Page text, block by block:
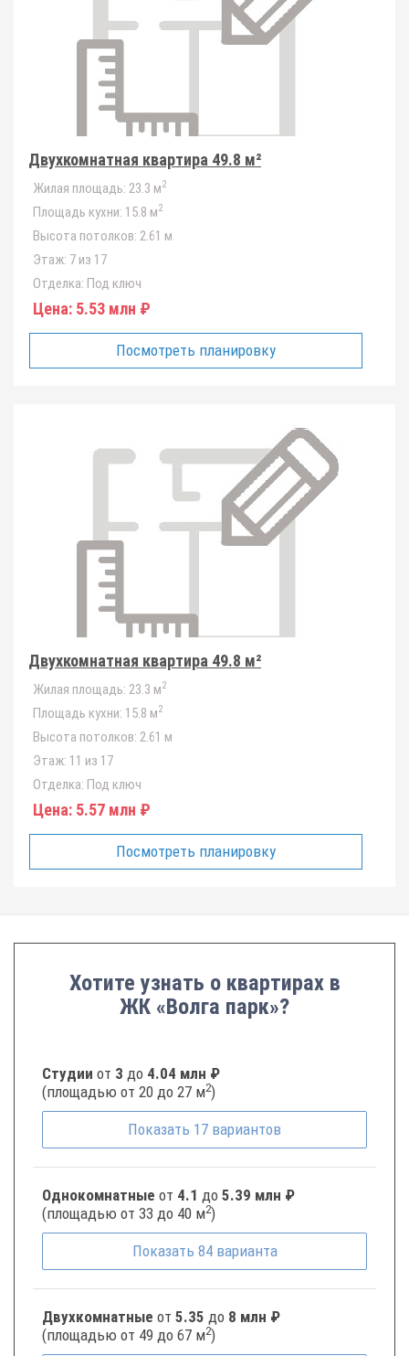
Двухкомнатная квартира 49.8 м²
Жилая площадь: 23.3 м2
Площадь кухни: 15.8 м2
Высота потолков: 2.61 м
Этаж: 7 из 17
Отделка: Под ключ
Цена: 5.53 млн ₽
Посмотреть планировку
Двухкомнатная квартира 49.8 м²
Жилая площадь: 23.3 м2
Площадь кухни: 15.8 м2
Высота потолков: 2.61 м
Этаж: 11 из 17
Отделка: Под ключ
Цена: 5.57 млн ₽
Посмотреть планировку
Хотите узнать о квартирах в
ЖК «Волга парк»?
Студии от 3 до 4.04 млн ₽
(площадью от 20 до 27 м2)
Показать 17 вариантов
Однокомнатные от 4.1 до 5.39 млн ₽
(площадью от 33 до 40 м2)
Показать 84 варианта
Двухкомнатные от 5.35 до 8 млн ₽
(площадью от 49 до 67 м2)